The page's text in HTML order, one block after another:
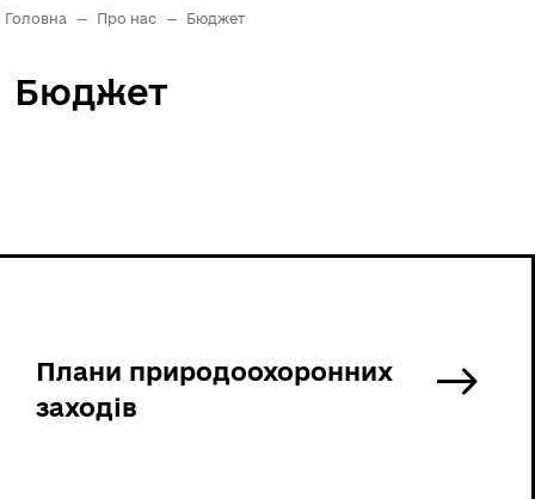
Головна — Про нас — Бюджет
Бюджет
Плани природоохоронних
заходів